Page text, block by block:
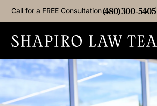
Call for a FREE Consultation(480) 300-5405